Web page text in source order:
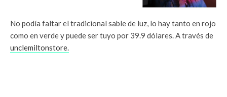
No podía faltar el tradicional sable de luz, lo hay tanto en rojo
como en verde y puede ser tuyo por 39.9 dólares. A través de
unclemiltonstore.